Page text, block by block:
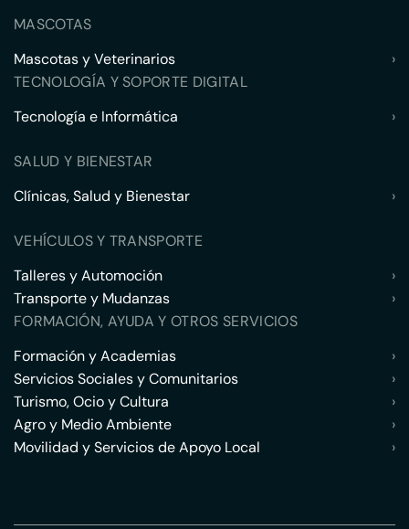
MASCOTAS
Mascotas y Veterinarios
›
TECNOLOGÍA Y SOPORTE DIGITAL
Tecnología e Informática
›
SALUD Y BIENESTAR
Clínicas, Salud y Bienestar
›
VEHÍCULOS Y TRANSPORTE
Talleres y Automoción
›
Transporte y Mudanzas
›
FORMACIÓN, AYUDA Y OTROS SERVICIOS
Formación y Academias
›
Servicios Sociales y Comunitarios
›
Turismo, Ocio y Cultura
›
Agro y Medio Ambiente
›
Movilidad y Servicios de Apoyo Local
›